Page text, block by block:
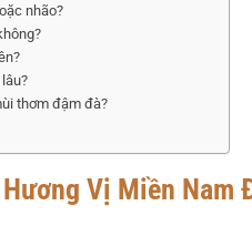
nhão?
thơm đậm đà?
Vị Miền Nam